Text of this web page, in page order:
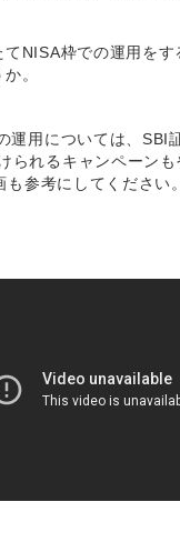
NISA枠での運用をす
。
運用については、SBI
られるキャンペーンも
参考にしてください。